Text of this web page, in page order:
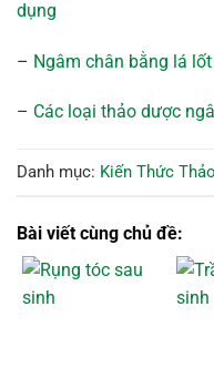
dụng
– Ngâm chân bằng lá
– Các loại thảo dược
Danh mục: Kiến Thức
Bài viết cùng chủ đề: